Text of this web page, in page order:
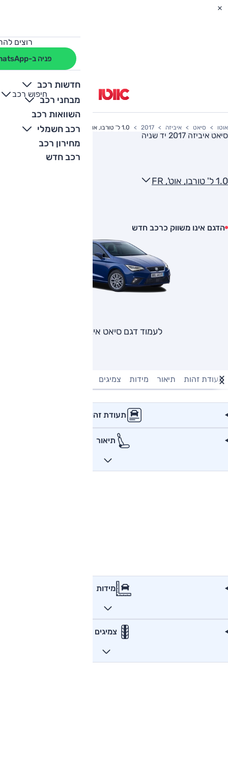
רוצים
פניה ב-WhatsApp
חדשות רכב
מבחני רכב
השוואות רכב
רכב חשמלי
מחירון רכב
רכב חדש
חיפוש רכב
+
-
אוטו סיאט איביזה 2017 1.0 ל' טורבו, אוט', FR
סיאט איביזה 2017 יד שניה
1.0 ל' טורבו, אוט', FR
הדגם אינו משווק כרכב חדש
לעמוד דגם סיאט איביזה
תעודת זהות תיאור מידות צמיגים
תעודת זהות
תיאור
מידות
צמיגים